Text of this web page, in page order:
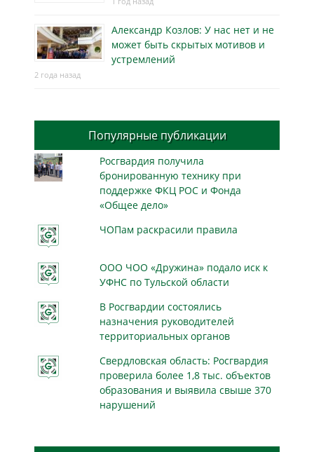
Александр Козлов: У нас нет и не
может быть скрытых мотивов и
устремлений
2 года назад
Популярные публикации
Росгвардия получила
бронированную технику при
поддержке ФКЦ РОС и Фонда
«Общее дело»
ЧОПам раскрасили правила
ООО ЧОО «Дружина» подало иск к
УФНС по Тульской области
В Росгвардии состоялись
назначения руководителей
территориальных органов
Свердловская область: Росгвардия
проверила более 1,8 тыс. объектов
образования и выявила свыше 370
нарушений